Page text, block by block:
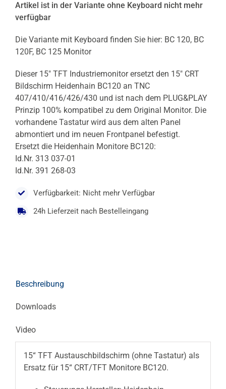
Artikel ist in der Variante ohne Keyboard nicht mehr
verfügbar
Die Variante mit Keyboard finden Sie hier: BC 120, BC
120F, BC 125 Monitor
Dieser 15″ TFT Industriemonitor ersetzt den 15″ CRT
Bildschirm Heidenhain BC120 an TNC
407/410/416/426/430 und ist nach dem PLUG&PLAY
Prinzip 100% kompatibel zu dem Original Monitor. Die
vorhandene Tastatur wird aus dem alten Panel
abmontiert und im neuen Frontpanel befestigt.
Ersetzt die Heidenhain Monitore BC120:
Id.Nr. 313 037-01
Id.Nr. 391 268-03
Verfügbarkeit: Nicht mehr Verfügbar
24h Lieferzeit nach Bestelleingang
Beschreibung
Downloads
Video
15“ TFT Austauschbildschirm (ohne Tastatur) als
Ersatz für 15“ CRT/TFT Monitore BC120.